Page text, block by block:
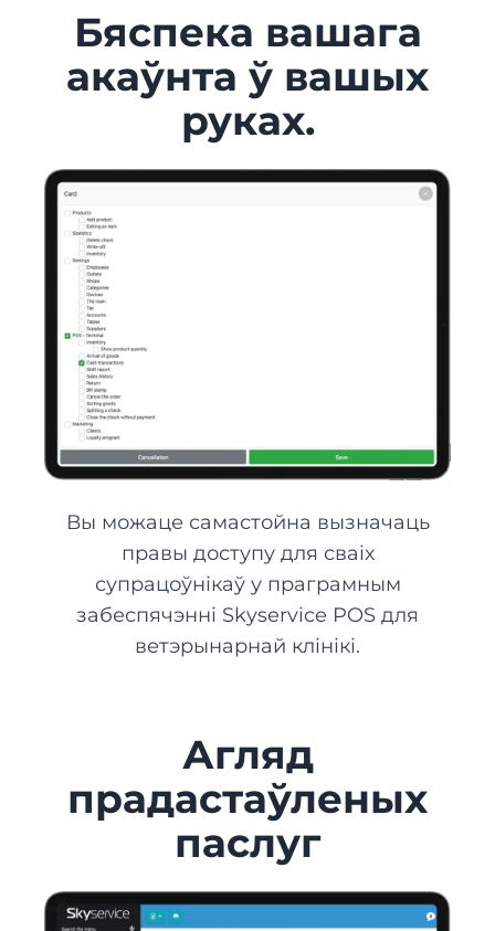
Бяспека вашага
акаўнта ў вашых
руках.
Вы можаце самастойна вызначаць
правы доступу для сваіх
супрацоўнікаў у праграмным
забеспячэнні Skyservice POS для
ветэрынарнай клінікі.
Агляд
прадастаўленых
паслуг